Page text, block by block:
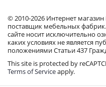
© 2010-2026 Интернет
поставщик мебельных
сайте носит исключительно
каких условиях не является
положениями Статьи 437
This site is protected by
Terms of Serviceapply.